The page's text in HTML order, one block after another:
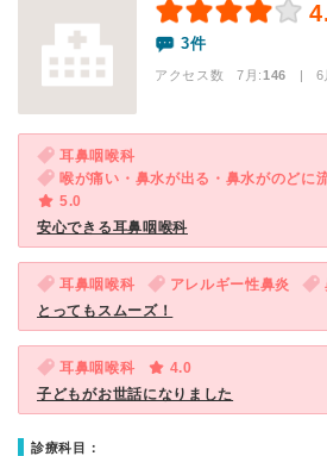
3件
アクセス数 7月:146 | 6
耳鼻咽喉科
喉が痛い・鼻水が出る・鼻水がのどに
5.0
安心できる耳鼻咽喉科
耳鼻咽喉科 アレルギー性鼻炎
とってもスムーズ！
耳鼻咽喉科
4.0
子どもがお世話になりました
診療科目：